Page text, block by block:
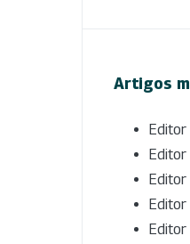
Artigos
Editor
Editor
Editor
Editor
Editor